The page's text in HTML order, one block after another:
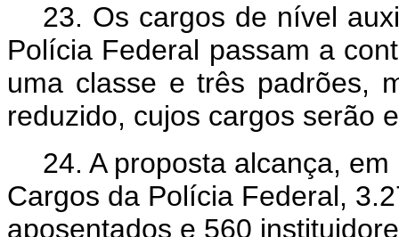
23. Os cargos de nível
Polícia Federal passam a
uma classe e três padrões,
reduzido, cujos cargos serão
24. A proposta alcança,
Cargos da Polícia Federal,
aposentados e 560